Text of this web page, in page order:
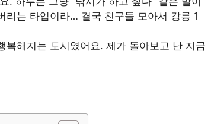
리는 타입이라… 결국 친구들 모아서 강릉 1
복해지는 도시였어요. 제가 돌아보고 난 지금